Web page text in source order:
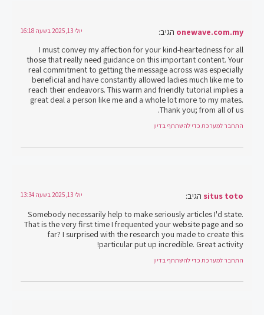
onewave.com.my הגיב: יולי 13, 2025 בשעה 16:18
I must convey my affection for your kind-heartedness for all
those that really need guidance on this important content. Your
real commitment to getting the message across was especially
beneficial and have constantly allowed ladies much like me to
reach their endeavors. This warm and friendly tutorial implies a
great deal a person like me and a whole lot more to my mates.
Thank you; from all of us.
התחבר למערכת כדי להשתתף בדיון
situs toto הגיב: יולי 13, 2025 בשעה 13:34
Somebody necessarily help to make seriously articles I'd state.
That is the very first time I frequented your website page and so
far? I surprised with the research you made to create this
particular put up incredible. Great activity!
התחבר למערכת כדי להשתתף בדיון